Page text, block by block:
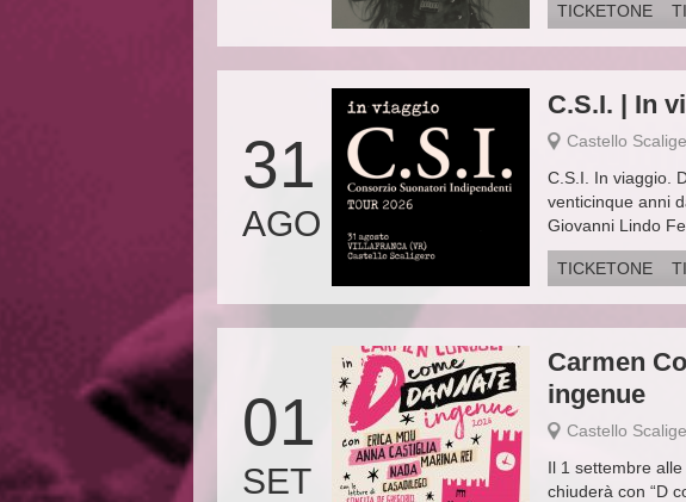
TICKETONE
31
AGO
C.S.I. | In
Castello
C.S.I. In viaggio.
venticinque anni
Giovanni Lindo
TICKETONE
01
SET
Carmen
ingenue
Castello
Il 1 settembre
chiuderà con “D